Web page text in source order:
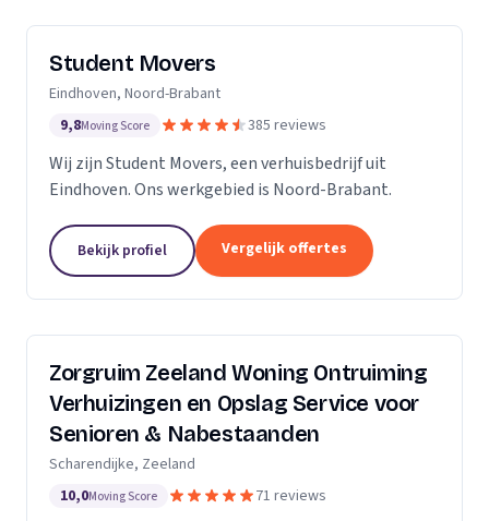
Student Movers
Eindhoven, Noord-Brabant
9,8Moving Score 385 reviews
Wij zijn Student Movers, een verhuisbedrijf uit
Eindhoven. Ons werkgebied is Noord-Brabant.
Bekijk profiel Vergelijk offertes
Zorgruim Zeeland Woning Ontruiming
Verhuizingen en Opslag Service voor
Senioren & Nabestaanden
Scharendijke, Zeeland
10,0Moving Score 71 reviews